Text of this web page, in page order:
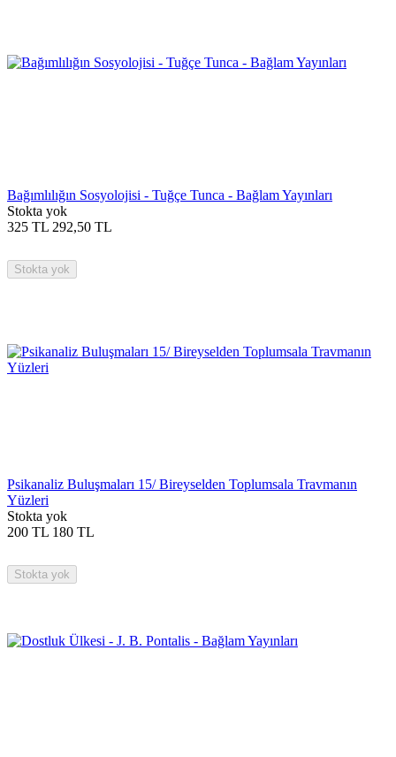
Bağımlılığın Sosyolojisi - Tuğçe Tunca - Bağlam Yayınları
Stokta yok
325 TL 292,50 TL
Stokta yok
Psikanaliz Buluşmaları 15/ Bireyselden Toplumsala Travmanın
Yüzleri
Stokta yok
200 TL 180 TL
Stokta yok